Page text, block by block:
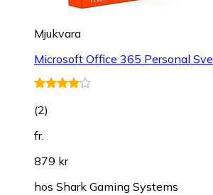
Mjukvara
Microsoft Office 365 Personal Sve
(2)
fr.
879 kr
hos Shark Gaming Systems